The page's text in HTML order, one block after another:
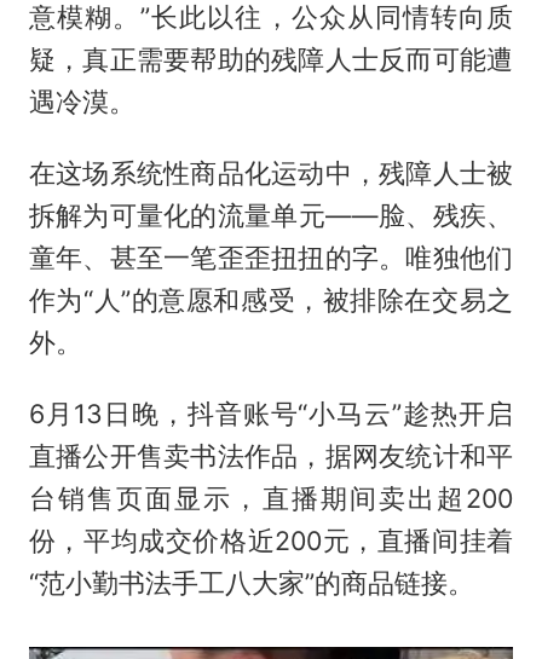
意模糊。”长此以往，公众从同情转向质
疑，真正需要帮助的残障人士反而可能遭
遇冷漠。
在这场系统性商品化运动中，残障人士被
拆解为可量化的流量单元——脸、残疾、
童年、甚至一笔歪歪扭扭的字。唯独他们
作为“人”的意愿和感受，被排除在交易之
外。
6月13日晚，抖音账号“小马云”趁热开启
直播公开售卖书法作品，据网友统计和平
台销售页面显示，直播期间卖出超200
份，平均成交价格近200元，直播间挂着
“范小勤书法手工八大家”的商品链接。